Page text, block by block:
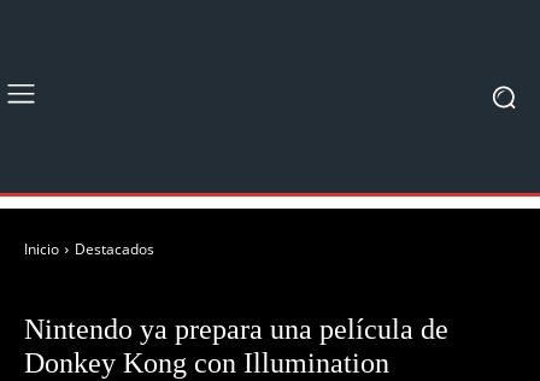
Inicio Destacados
Nintendo ya prepara una película de
Donkey Kong con Illumination